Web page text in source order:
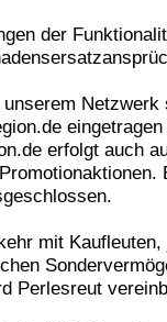
der
erfolgt auch
mit
Perlesreut